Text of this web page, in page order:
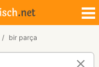
bir parça